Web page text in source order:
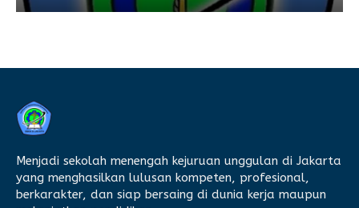
Menjadi sekolah menengah kejuruan unggulan di Jakarta
yang menghasilkan lulusan kompeten, profesional,
berkarakter, dan siap bersaing di dunia kerja maupun